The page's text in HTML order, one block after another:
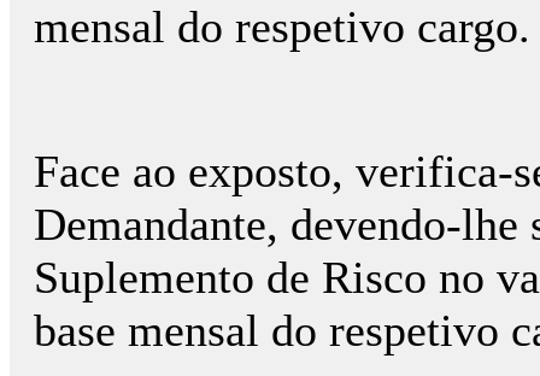
mensal do respetivo cargo.
Face ao exposto, verifica-
Demandante, devendo-lhe
Suplemento de Risco no
base mensal do respetivo